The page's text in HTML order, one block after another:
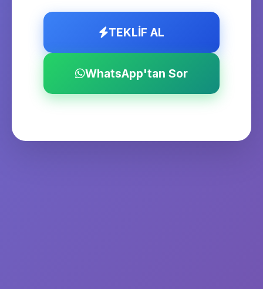
TEKLİF AL
WhatsApp'tan Sor